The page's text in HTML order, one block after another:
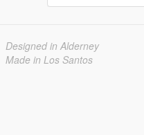
Designed in Alderney
Made in Los Santos